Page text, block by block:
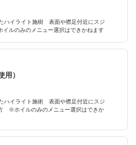
ハイライト施樹 表面や襟足付近にスジ
ルのみのメニュー選択はできかねます
用）
ハイライト施術 表面や襟足付近にスジ
※ホイルのみのメニュー選択はできか